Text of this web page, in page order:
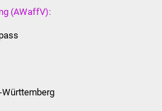
Familienzentrum
(AWaffV):